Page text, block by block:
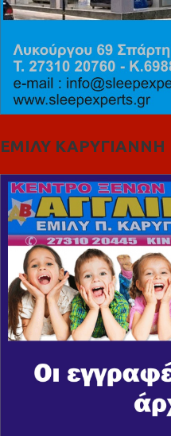
ΕΜΙΛΥ ΚΑΡΥΓΙΑΝΝΗ